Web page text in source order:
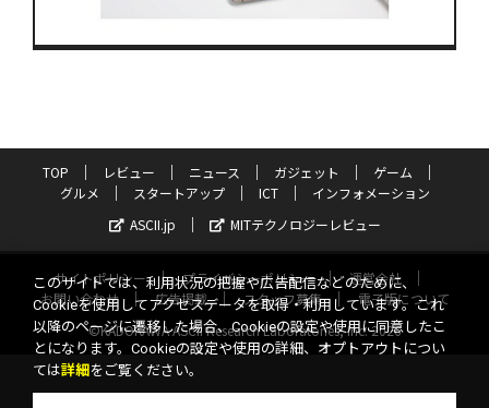
TOP レビュー ニュース ガジェット
ゲーム
グルメ
スタートアップ ICT
インフォメーション
ASCII.jp
MITテクノロジーレビュー
サイトポリシー プライバシーポリシー
運営会社
お問い合わせ
広告掲載 スタッフ募集
電子版について
©KADOKAWA ASCII Research Laboratories, Inc. 2026
このサイトでは、利用状況の把握や広告配信などのために、
Cookieを使用してアクセスデータを取得・利用しています。これ
以降のページに遷移した場合、Cookieの設定や使用に同意したこ
とになります。Cookieの設定や使用の詳細、オプトアウトについ
ては詳細 をご覧ください。